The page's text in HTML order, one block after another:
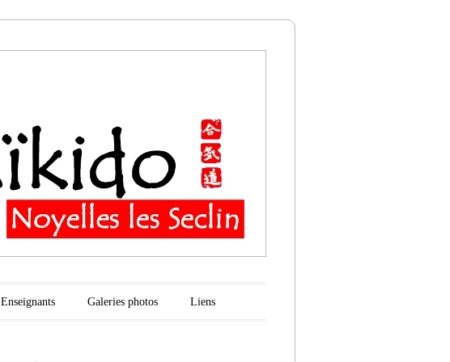
Enseignants Galeries photos Liens